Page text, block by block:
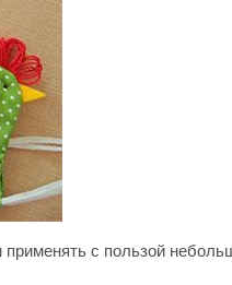
применять с пользой